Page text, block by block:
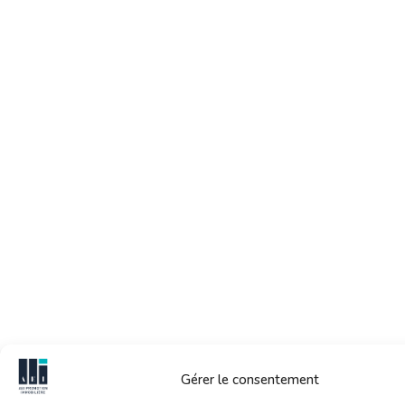
Gérer le consentement